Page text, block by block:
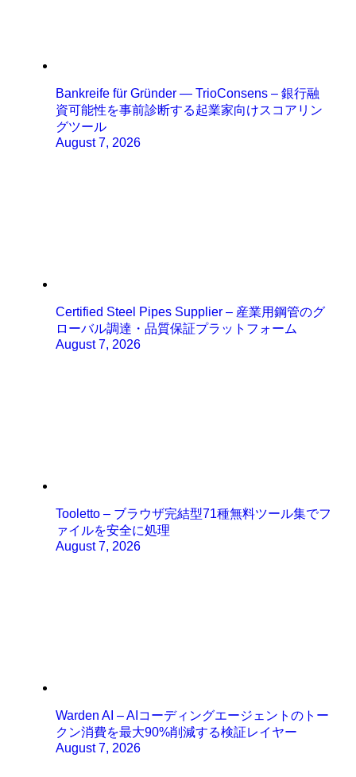
Bankreife für Gründer — TrioConsens – 銀行融
資可能性を事前診断する起業家向けスコアリン
グツール
August 7, 2026
Certified Steel Pipes Supplier – 産業用鋼管のグ
ローバル調達・品質保証プラットフォーム
August 7, 2026
Tooletto – ブラウザ完結型71種無料ツール集でフ
ァイルを安全に処理
August 7, 2026
Warden AI – AIコーディングエージェントのトー
クン消費を最大90%削減する検証レイヤー
August 7, 2026